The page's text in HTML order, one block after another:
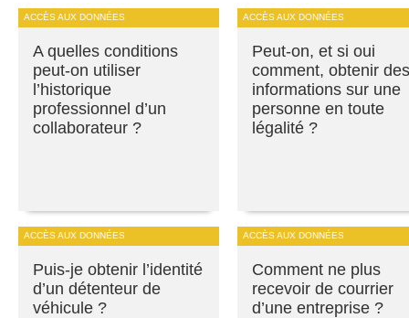
ACCÈS AUX DONNÉES
A quelles conditions
peut-on utiliser
l’historique
professionnel d’un
collaborateur ?
ACCÈS AUX DONNÉES
Peut-on, et si oui
comment, obtenir des
informations sur une
personne en toute
légalité ?
ACCÈS AUX DONNÉES
Puis-je obtenir l’identité
d’un détenteur de
véhicule ?
ACCÈS AUX DONNÉES
Comment ne plus
recevoir de courrier
d’une entreprise ?